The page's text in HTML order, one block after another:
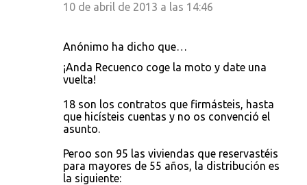
10 de abril de 2013 a las 14:46
Anónimo ha dicho que…
¡Anda Recuenco coge la moto y date una
vuelta!
18 son los contratos que firmásteis, hasta
que hicísteis cuentas y no os convenció el
asunto.
Peroo son 95 las viviendas que reservastéis
para mayores de 55 años, la distribución es
la siguiente: